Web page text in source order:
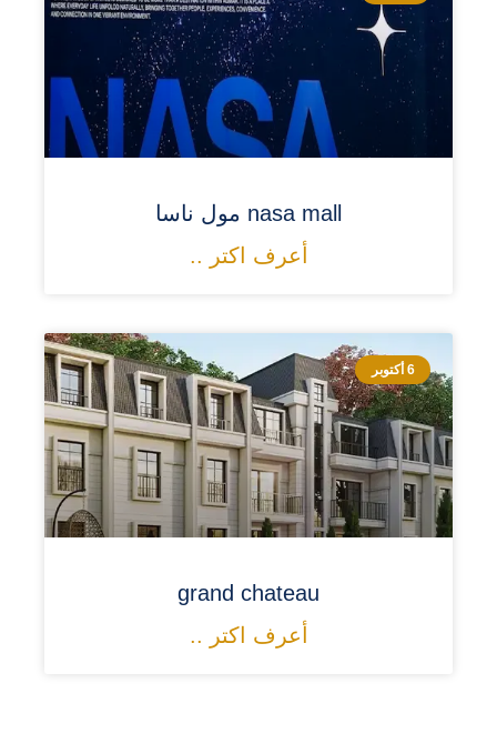
nasa mall مول ناسا
أعرف اكتر ..
6 أكتوبر
grand chateau
أعرف اكتر ..